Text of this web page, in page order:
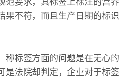
范要求，其标签上标注的营养
果不符，而且生产日期的标识
称标签方面的问题是在无心的
是法院却判定，企业对于标签